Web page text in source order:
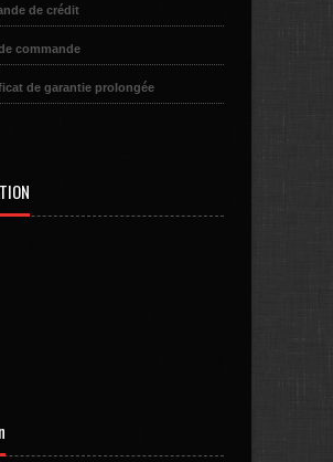
de crédit
commande
de garantie prolongée